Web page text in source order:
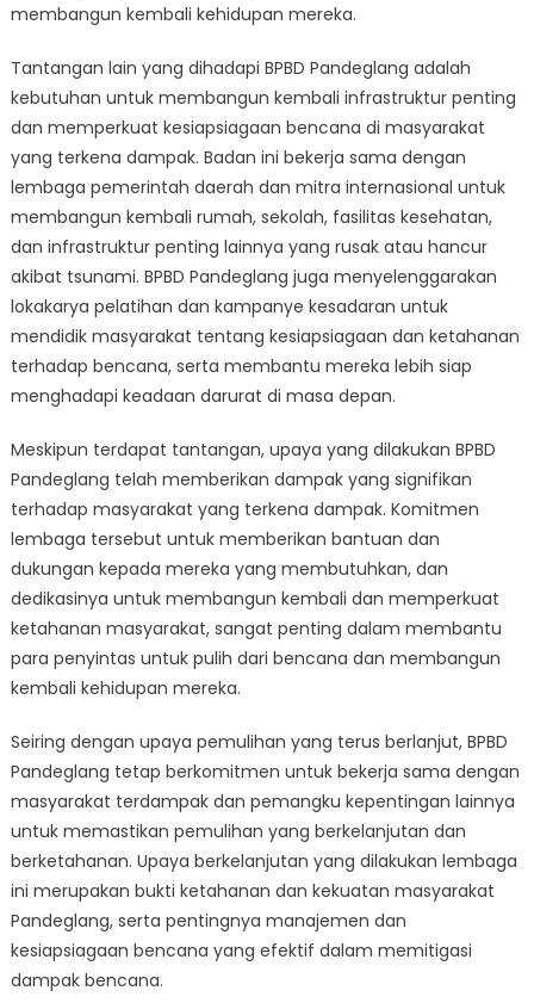
membangun kembali kehidupan mereka.
Tantangan lain yang dihadapi BPBD Pandeglang adalah
kebutuhan untuk membangun kembali infrastruktur penting
dan memperkuat kesiapsiagaan bencana di masyarakat
yang terkena dampak. Badan ini bekerja sama dengan
lembaga pemerintah daerah dan mitra internasional untuk
membangun kembali rumah, sekolah, fasilitas kesehatan,
dan infrastruktur penting lainnya yang rusak atau hancur
akibat tsunami. BPBD Pandeglang juga menyelenggarakan
lokakarya pelatihan dan kampanye kesadaran untuk
mendidik masyarakat tentang kesiapsiagaan dan ketahanan
terhadap bencana, serta membantu mereka lebih siap
menghadapi keadaan darurat di masa depan.
Meskipun terdapat tantangan, upaya yang dilakukan BPBD
Pandeglang telah memberikan dampak yang signifikan
terhadap masyarakat yang terkena dampak. Komitmen
lembaga tersebut untuk memberikan bantuan dan
dukungan kepada mereka yang membutuhkan, dan
dedikasinya untuk membangun kembali dan memperkuat
ketahanan masyarakat, sangat penting dalam membantu
para penyintas untuk pulih dari bencana dan membangun
kembali kehidupan mereka.
Seiring dengan upaya pemulihan yang terus berlanjut, BPBD
Pandeglang tetap berkomitmen untuk bekerja sama dengan
masyarakat terdampak dan pemangku kepentingan lainnya
untuk memastikan pemulihan yang berkelanjutan dan
berketahanan. Upaya berkelanjutan yang dilakukan lembaga
ini merupakan bukti ketahanan dan kekuatan masyarakat
Pandeglang, serta pentingnya manajemen dan
kesiapsiagaan bencana yang efektif dalam memitigasi
dampak bencana.